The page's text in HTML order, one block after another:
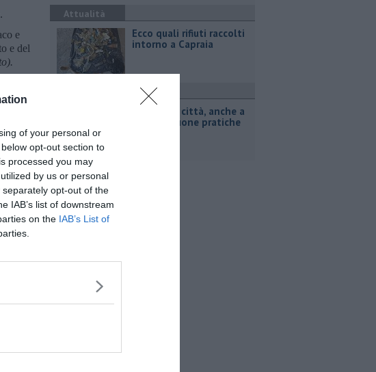
of your personal or
opt-out section to
processed you may
by us or personal
opt-out of the
IAB’s list of downstream
on the IAB’s List of
e
e del
Attualità
Ecco quali rifiuti raccolti
intorno a Capraia
Animali in città, anche a
Livorno buone pratiche